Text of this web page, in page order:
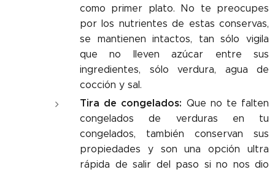
como primer plato. No te preocupes
por los nutrientes de estas conservas,
se mantienen intactos, tan sólo vigila
que no lleven azúcar entre sus
ingredientes, sólo verdura, agua de
cocción y sal.
Tira de congelados: Que no te falten
congelados de verduras en tu
congelados, también conservan sus
propiedades y son una opción ultra
rápida de salir del paso si no nos dio